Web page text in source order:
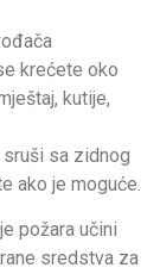
krećete oko
kutije,
sa zidnog
ako je moguće.
požara učini
sredstva za